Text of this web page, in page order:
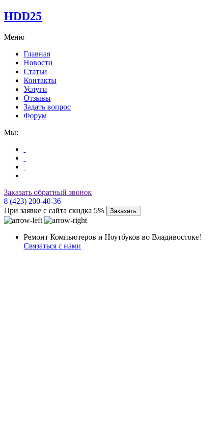
HDD25
Меню
Главная
Новости
Статьи
Контакты
Услуги
Отзывы
Задать вопрос
Форум
Мы:
Заказать обратный звонок
8 (423) 200-40-36
При заявке с сайта скидка 5%
Заказать
Ремонт Компьютеров и Ноутбуков во Владивостоке!
Связаться с нами